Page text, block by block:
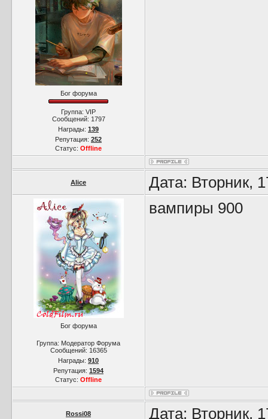
Бог форума
Группа: VIP
Сообщений: 1797
Награды: 139
Репутация: 252
Статус: Offline
Alice Дата: Вторник,
Бог форума
Группа: Модератор Форума
Сообщений: 16365
Награды: 910
Репутация: 1594
Статус: Offline
вампиры 900
Rossi08 Дата: Вторник,